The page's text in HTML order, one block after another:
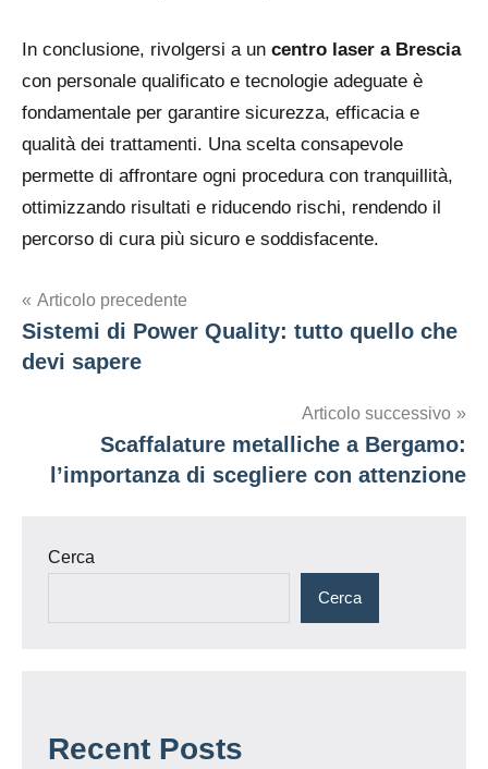
In conclusione, rivolgersi a un centro laser a Brescia
con personale qualificato e tecnologie adeguate è
fondamentale per garantire sicurezza, efficacia e
qualità dei trattamenti. Una scelta consapevole
permette di affrontare ogni procedura con tranquillità,
ottimizzando risultati e riducendo rischi, rendendo il
percorso di cura più sicuro e soddisfacente.
Navigazione
articoli
Articolo precedente
Sistemi di Power Quality: tutto quello che
devi sapere
Articolo successivo
Scaffalature metalliche a Bergamo:
l’importanza di scegliere con attenzione
Cerca
Cerca
Recent Posts